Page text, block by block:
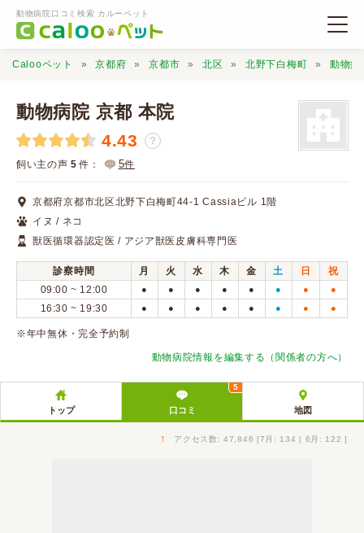
動物病院口コミ検索 カルーペット
動物病院検索
口コミ検索
Calooペットとは？
口コミ投稿
Calooペット 京都府 京都市 北区 北野下白梅町 動物病
動物病院 京都 本院
4.43 ？
飼い主の声 5 件： 5件
京都府京都市北区北野下白梅町44-1 Cassiaビル 1階
イヌ / ネコ
獣医循環器認定医 / アジア獣医皮膚科専門医
診察時間 月 火 水 木 金 土 日
祝
09:00 ~ 12:00
● ● ● ● ● ● ● ●
16:30 ~ 19:30 ● ● ● ● ● ● ● ●
※年中無休・完全予約制
動物病院情報を編集する（関係者の方へ）
トップ 口コミ
5
地図
↑ アクセス数: 47,846 [7月: 134 | 6月: 122 ]